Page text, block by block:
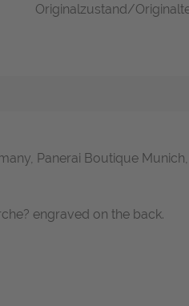
Originalzustand/
Panerai Boutique Munich,
engraved on the back.